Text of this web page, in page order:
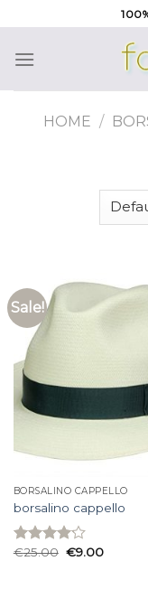
to
content
HOME /
Sale!
BORSALINO CAPPELLO
borsalino cappello
Rated
€25.00 €9.00